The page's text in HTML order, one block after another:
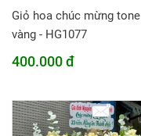
Giỏ hoa chúc mừng tone
vàng - HG1077
400.000 đ